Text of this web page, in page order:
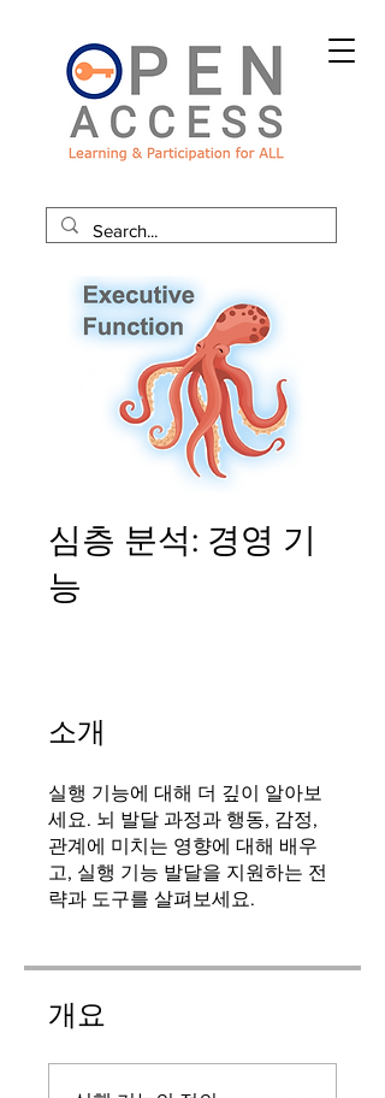
심층 분석: 경영 기
능
소개
실행 기능에 대해 더 깊이 알아보
세요. 뇌 발달 과정과 행동, 감정,
관계에 미치는 영향에 대해 배우
고, 실행 기능 발달을 지원하는 전
략과 도구를 살펴보세요.
개요